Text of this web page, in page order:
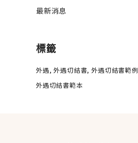
最新消息
標籤
外遇 外遇切結書 外遇切結書範例
外遇切結書範本